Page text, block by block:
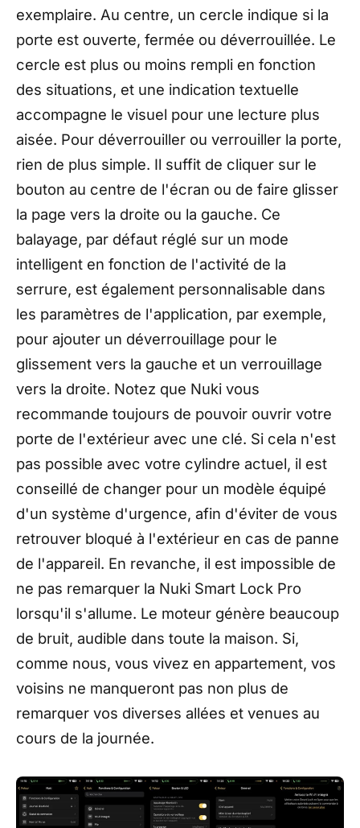
exemplaire. Au centre, un cercle indique si la
porte est ouverte, fermée ou déverrouillée. Le
cercle est plus ou moins rempli en fonction
des situations, et une indication textuelle
accompagne le visuel pour une lecture plus
aisée. Pour déverrouiller ou verrouiller la porte,
rien de plus simple. Il suffit de cliquer sur le
bouton au centre de l'écran ou de faire glisser
la page vers la droite ou la gauche. Ce
balayage, par défaut réglé sur un mode
intelligent en fonction de l'activité de la
serrure, est également personnalisable dans
les paramètres de l'application, par exemple,
pour ajouter un déverrouillage pour le
glissement vers la gauche et un verrouillage
vers la droite. Notez que Nuki vous
recommande toujours de pouvoir ouvrir votre
porte de l'extérieur avec une clé. Si cela n'est
pas possible avec votre cylindre actuel, il est
conseillé de changer pour un modèle équipé
d'un système d'urgence, afin d'éviter de vous
retrouver bloqué à l'extérieur en cas de panne
de l'appareil. En revanche, il est impossible de
ne pas remarquer la Nuki Smart Lock Pro
lorsqu'il s'allume. Le moteur génère beaucoup
de bruit, audible dans toute la maison. Si,
comme nous, vous vivez en appartement, vos
voisins ne manqueront pas non plus de
remarquer vos diverses allées et venues au
cours de la journée.